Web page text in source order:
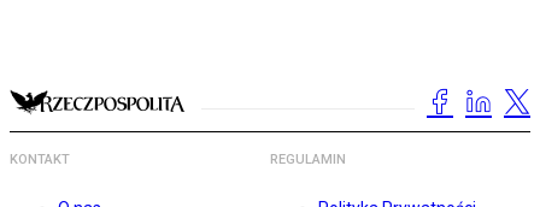
KONTAKT REGULAMIN